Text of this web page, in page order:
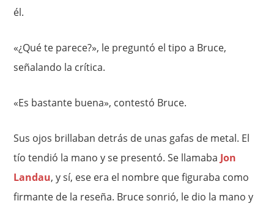
él.
«¿Qué te parece?», le preguntó el tipo a Bruce,
señalando la crítica.
«Es bastante buena», contestó Bruce.
Sus ojos brillaban detrás de unas gafas de metal. El
tío tendió la mano y se presentó. Se llamaba Jon
Landau, y sí, ese era el nombre que figuraba como
firmante de la reseña. Bruce sonrió, le dio la mano y